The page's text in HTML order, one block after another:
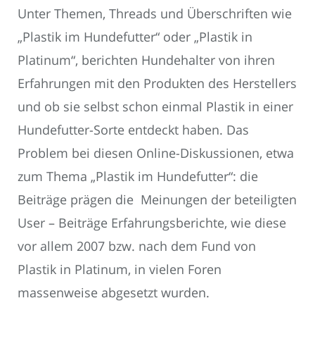
Unter Themen, Threads und Überschriften wie
„Plastik im Hundefutter“ oder „Plastik in
Platinum“, berichten Hundehalter von ihren
Erfahrungen mit den Produkten des Herstellers
und ob sie selbst schon einmal Plastik in einer
Hundefutter-Sorte entdeckt haben. Das
Problem bei diesen Online-Diskussionen, etwa
zum Thema „Plastik im Hundefutter“: die
Beiträge prägen die Meinungen der beteiligten
User – Beiträge Erfahrungsberichte, wie diese
vor allem 2007 bzw. nach dem Fund von
Plastik in Platinum, in vielen Foren
massenweise abgesetzt wurden.